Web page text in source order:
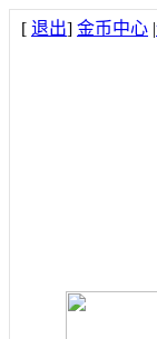
[ 退出] 金币中心 |